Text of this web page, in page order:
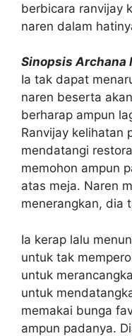
berbicara ranvijay
naren dalam
Sinopsis Archana
Ia tak dapat
naren beserta
berharap ampun
Ranvijay kelihatan
mendatangi
memohon ampun
atas meja. Naren
menerangkan, dia
Ia kerap lalu
untuk tak
untuk
untuk
memakai bunga
ampun padanya.